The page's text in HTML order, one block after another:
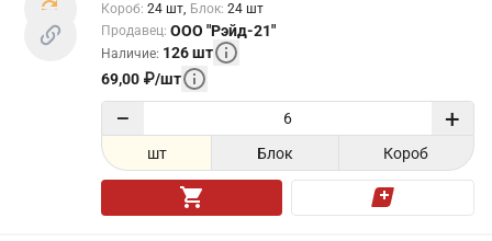
Короб: 24 шт Блок: 24 шт
Продавец: ООО "Рэйд-21"
Наличие: 126шт
69,00 ₽/шт
− +
шт Блок Короб